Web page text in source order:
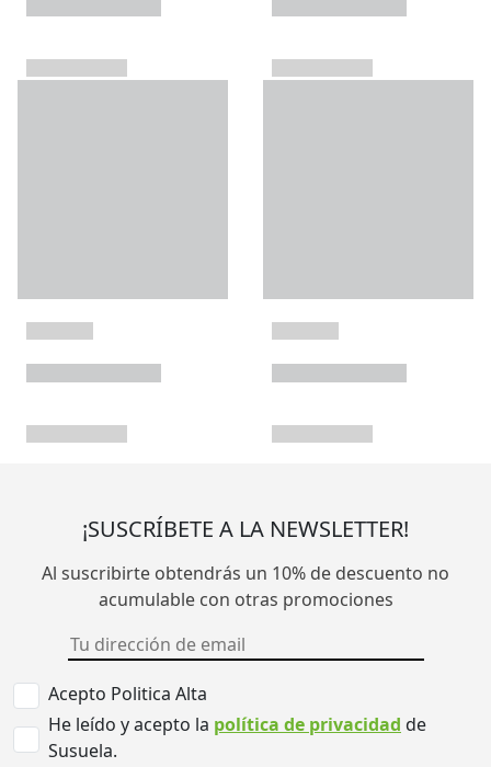
¡SUSCRÍBETE A LA NEWSLETTER!
Al suscribirte obtendrás un 10% de descuento no
acumulable con otras promociones
Acepto Politica Alta
He leído y acepto la política de privacidad de
Susuela.